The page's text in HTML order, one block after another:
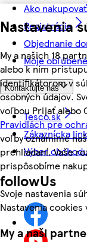
Nastavenia
My a našich 18
alebo k nim
identifikátorom v
osobných údajov.
voľbou Prijať alebo
Pravidlách pre
voľby oznámime
prehliadaní. Vaše
prispôsobíme
Svoje nastavenia
Nastavenia
My a naši
Ako nakupovať
Registrácia
Objednanie
Moje obľúbené
Kontaktujte nás
Tesco.sk
Zákaznícka
Výber
followUs